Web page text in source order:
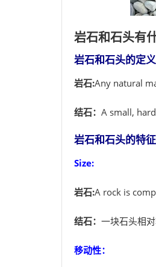
岩石和石头有
岩石和石头的定义
岩石:Any natural
结石： A small,
岩石和石头的特征
Size:
岩石:A rock is
结石： 一块石头相对
移动性：